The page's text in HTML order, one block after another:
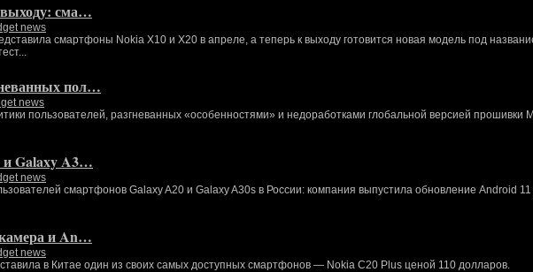
сма…
news
смартфоны Nokia X10 и X20 в апреле, а теперь к выходу готовится новая модель под
пол…
news
пользователей, разгневанных «особенностями» и недоработками глобальной версией прошивки
и Galaxy A3…
news
смартфонов Galaxy A20 и Galaxy A30s в России: компания выпустила обновление Android
и An…
news
в Китае один из своих самых доступных смартфонов — Nokia C20 Plus ценой 110 долларов.